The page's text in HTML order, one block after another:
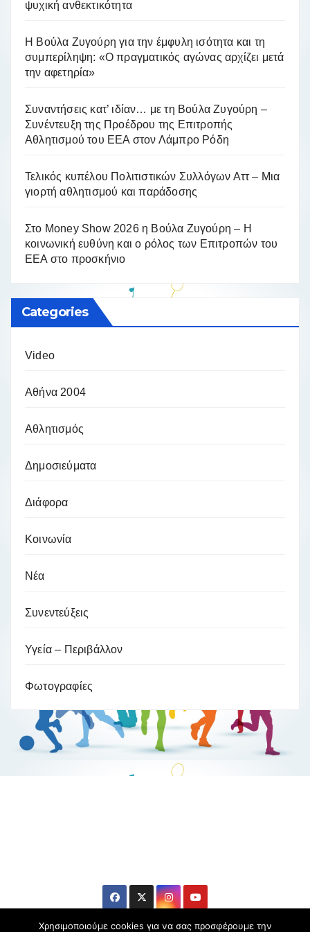
ψυχική ανθεκτικότητα
Η Βούλα Ζυγούρη για την έμφυλη ισότητα και τη
συμπερίληψη: «Ο πραγματικός αγώνας αρχίζει μετά
την αφετηρία»
Συναντήσεις κατ’ ιδίαν… με τη Βούλα Ζυγούρη –
Συνέντευξη της Προέδρου της Επιτροπής
Αθλητισμού του ΕΕΑ στον Λάμπρο Ρόδη
Τελικός κυπέλου Πολιτιστικών Συλλόγων Αττ – Μια
γιορτή αθλητισμού και παράδοσης
Στο Money Show 2026 η Βούλα Ζυγούρη – Η
κοινωνική ευθύνη και ο ρόλος των Επιτροπών του
ΕΕΑ στο προσκήνιο
Categories
Video
Αθήνα 2004
Αθλητισμός
Δημοσιεύματα
Διάφορα
Κοινωνία
Νέα
Συνεντεύξεις
Υγεία – Περιβάλλον
Φωτογραφίες
Χρησιμοποιούμε cookies για να σας προσφέρουμε την